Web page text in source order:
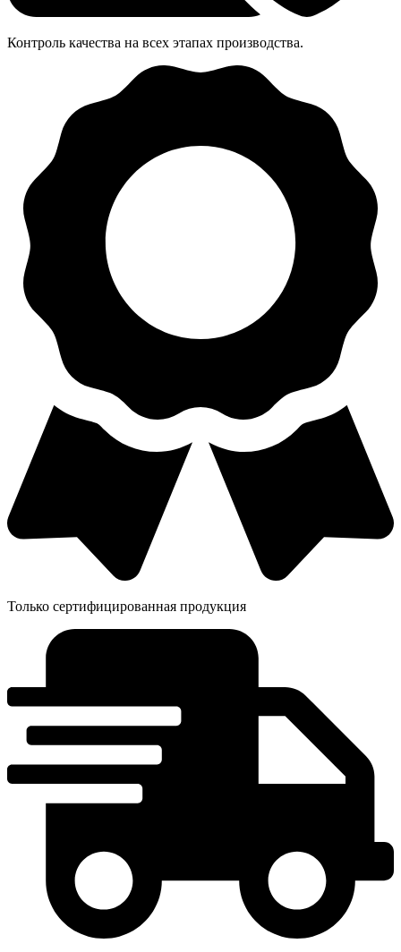
Контроль качества на всех этапах производства.
Только сертифицированная продукция